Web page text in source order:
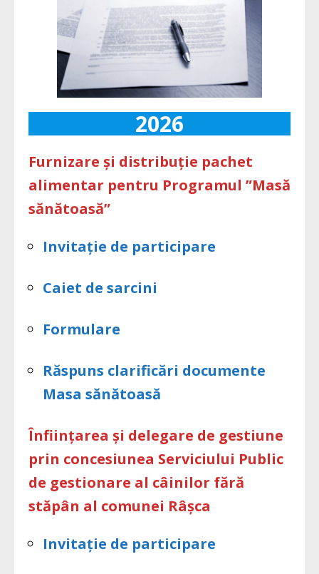
2026
Furnizare și distribuție pachet
alimentar pentru Programul ”Masă
sănătoasă”
Invitație de participare
Caiet de sarcini
Formulare
Răspuns clarificări documente
Masa sănătoasă
Înființarea și delegare de gestiune
prin concesiunea Serviciului Public
de gestionare al câinilor fără
stăpân al comunei Râșca
Invitație de participare